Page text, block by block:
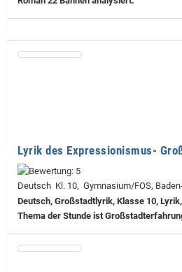
Lyrik des Expressionismus-
Deutsch Kl. 10, Gymnasium/FOS,
Deutsch, Großstadtlyrik, Klasse 10,
Thema der Stunde ist